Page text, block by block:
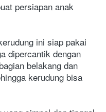
persiapan anak
ini siap pakai
dipercantik dengan
belakang dan
kerudung bisa